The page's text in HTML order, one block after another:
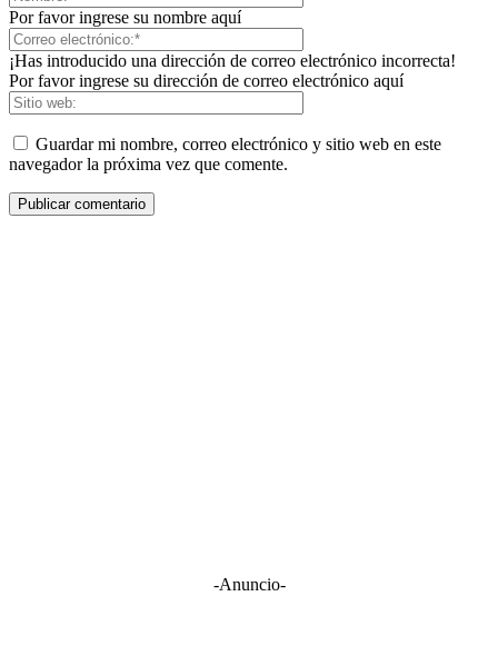
Por favor ingrese su nombre aquí
¡Has introducido una dirección de correo electrónico incorrecta!
Por favor ingrese su dirección de correo electrónico aquí
Guardar mi nombre, correo electrónico y sitio web en este
navegador la próxima vez que comente.
-Anuncio-